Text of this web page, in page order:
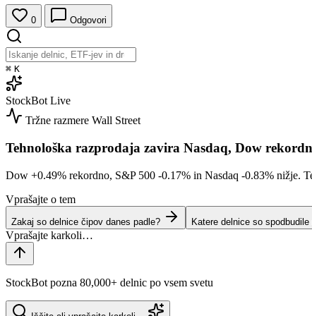
0 Odgovori
⌘ K
StockBot Live
Tržne razmere Wall Street
Tehnološka razprodaja zavira Nasdaq, Dow
Dow +0.49% rekordno, S&P 500 -0.17% in Nasdaq -0.83% nižje.
Vprašajte o tem
Zakaj so delnice čipov danes padle? Katere delnice so
StockBot pozna 80,000+ delnic po vsem svetu